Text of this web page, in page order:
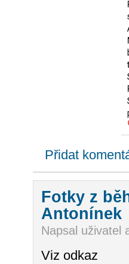
Přidat
Fotky z
Antonínek
Napsal uživatel
Viz odkaz